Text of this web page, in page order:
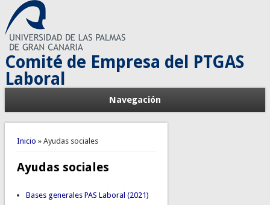
Comité de Empresa del PTGAS
Laboral
Navegación
Usted está aquí
Inicio » Ayudas sociales
Ayudas sociales
Bases generales PAS Laboral (2021)